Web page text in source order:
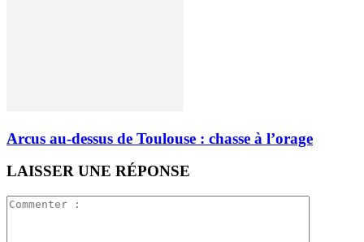
Arcus au-dessus de Toulouse : chasse à l’orage
LAISSER UNE RÉPONSE